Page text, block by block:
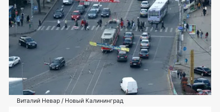
Виталий Невар / Новый Калининград